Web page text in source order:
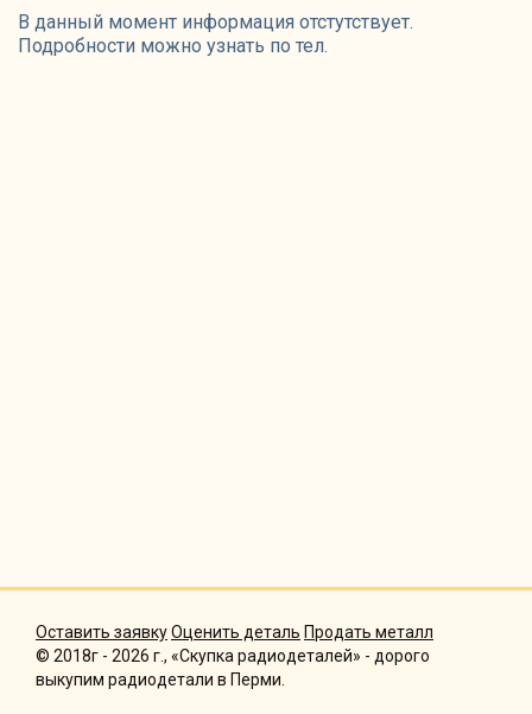
В данный момент информация отстутствует.
Подробности можно узнать по тел.
Оставить заявкуОценить деталь Продать металл
© 2018г - 2026 г., «Скупка радиодеталей» - дорого
выкупим радиодетали в Перми.